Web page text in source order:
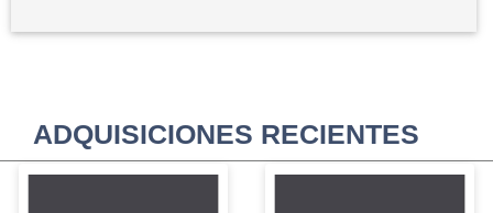
ADQUISICIONES RECIENTES